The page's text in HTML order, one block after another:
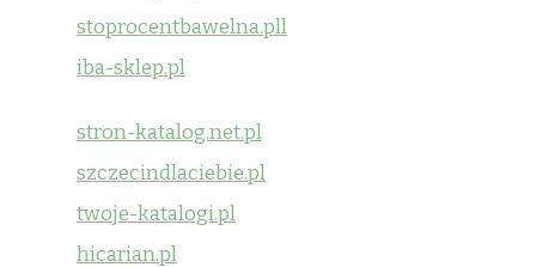
stoprocentbawelna.pll
iba-sklep.pl
stron-katalog.net.pl
szczecindlaciebie.pl
twoje-katalogi.pl
hicarian.pl